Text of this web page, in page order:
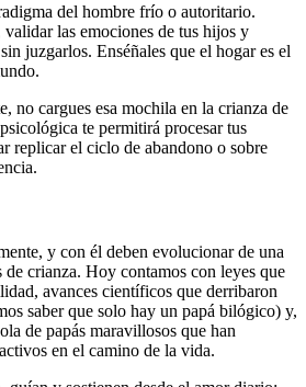
del hombre frío o autoritario.
validar las emociones de tus hijos y
juzgarlos. Enséñales que el hogar es el
no cargues esa mochila en la crianza de
te permitirá procesar tus
replicar el ciclo de abandono o sobre
y con él deben evolucionar de una
crianza. Hoy contamos con leyes que
avances científicos que derribaron
saber que solo hay un papá bilógico) y,
de papás maravillosos que han
en el camino de la vida.